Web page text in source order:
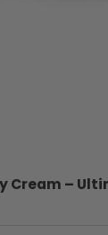
Cream –